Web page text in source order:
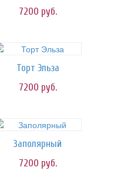
7200 руб.
Торт Эльза
7200 руб.
Заполярный
7200 руб.